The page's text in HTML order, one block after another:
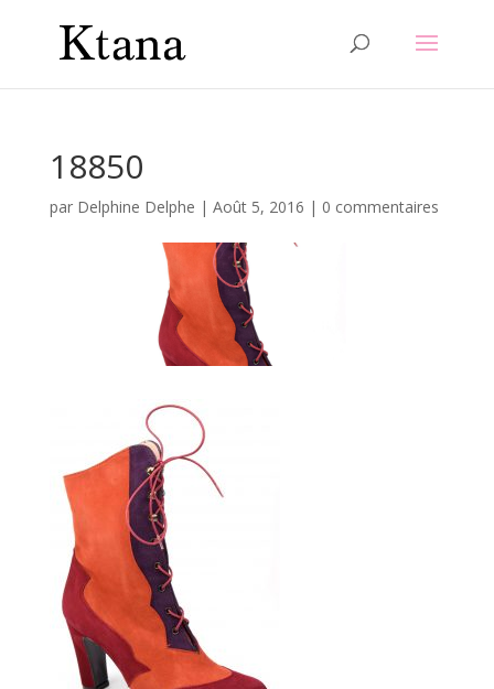
18850
par Delphine Delphe | Août 5, 2016 | 0 commentaires